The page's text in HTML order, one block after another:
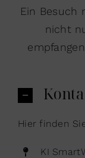
Ein Besuch
nicht
Hier finden
KI